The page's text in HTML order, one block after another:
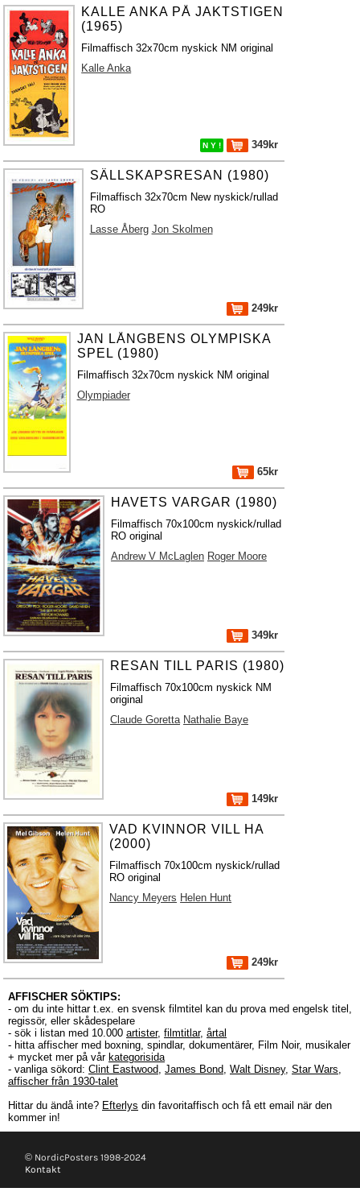
KALLE ANKA PÅ JAKTSTIGEN
(1965)
Filmaffisch 32x70cm nyskick NM original
Kalle Anka
N Y ! 349kr
SÄLLSKAPSRESAN (1980)
Filmaffisch 32x70cm New nyskick/rullad
RO
Lasse Åberg Jon Skolmen
249kr
JAN LÅNGBENS OLYMPISKA
SPEL (1980)
Filmaffisch 32x70cm nyskick NM original
Olympiader
65kr
HAVETS VARGAR (1980)
Filmaffisch 70x100cm nyskick/rullad
RO original
Andrew V McLaglen Roger Moore
349kr
RESAN TILL PARIS (1980)
Filmaffisch 70x100cm nyskick NM
original
Claude Goretta Nathalie Baye
149kr
VAD KVINNOR VILL HA
(2000)
Filmaffisch 70x100cm nyskick/rullad
RO original
Nancy Meyers Helen Hunt
249kr
AFFISCHER SÖKTIPS:
- om du inte hittar t.ex. en svensk filmtitel kan du prova med engelsk titel,
regissör, eller skådespelare
- sök i listan med 10.000 artister, filmtitlar, årtal
- hitta affischer med boxning, spindlar, dokumentärer, Film Noir, musikaler
+ mycket mer på vår kategorisida
- vanliga sökord: Clint Eastwood, James Bond, Walt Disney, Star Wars,
affischer från 1930-talet
Hittar du ändå inte? Efterlys din favoritaffisch och få ett email när den
kommer in!
© NordicPosters 1998-2024
Kontakt